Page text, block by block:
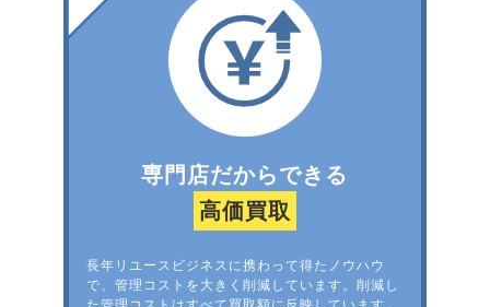
専門店だからできる
高価買取
長年リユースビジネスに携わって得たノウハウ
で、管理コストを大きく削減しています。削減し